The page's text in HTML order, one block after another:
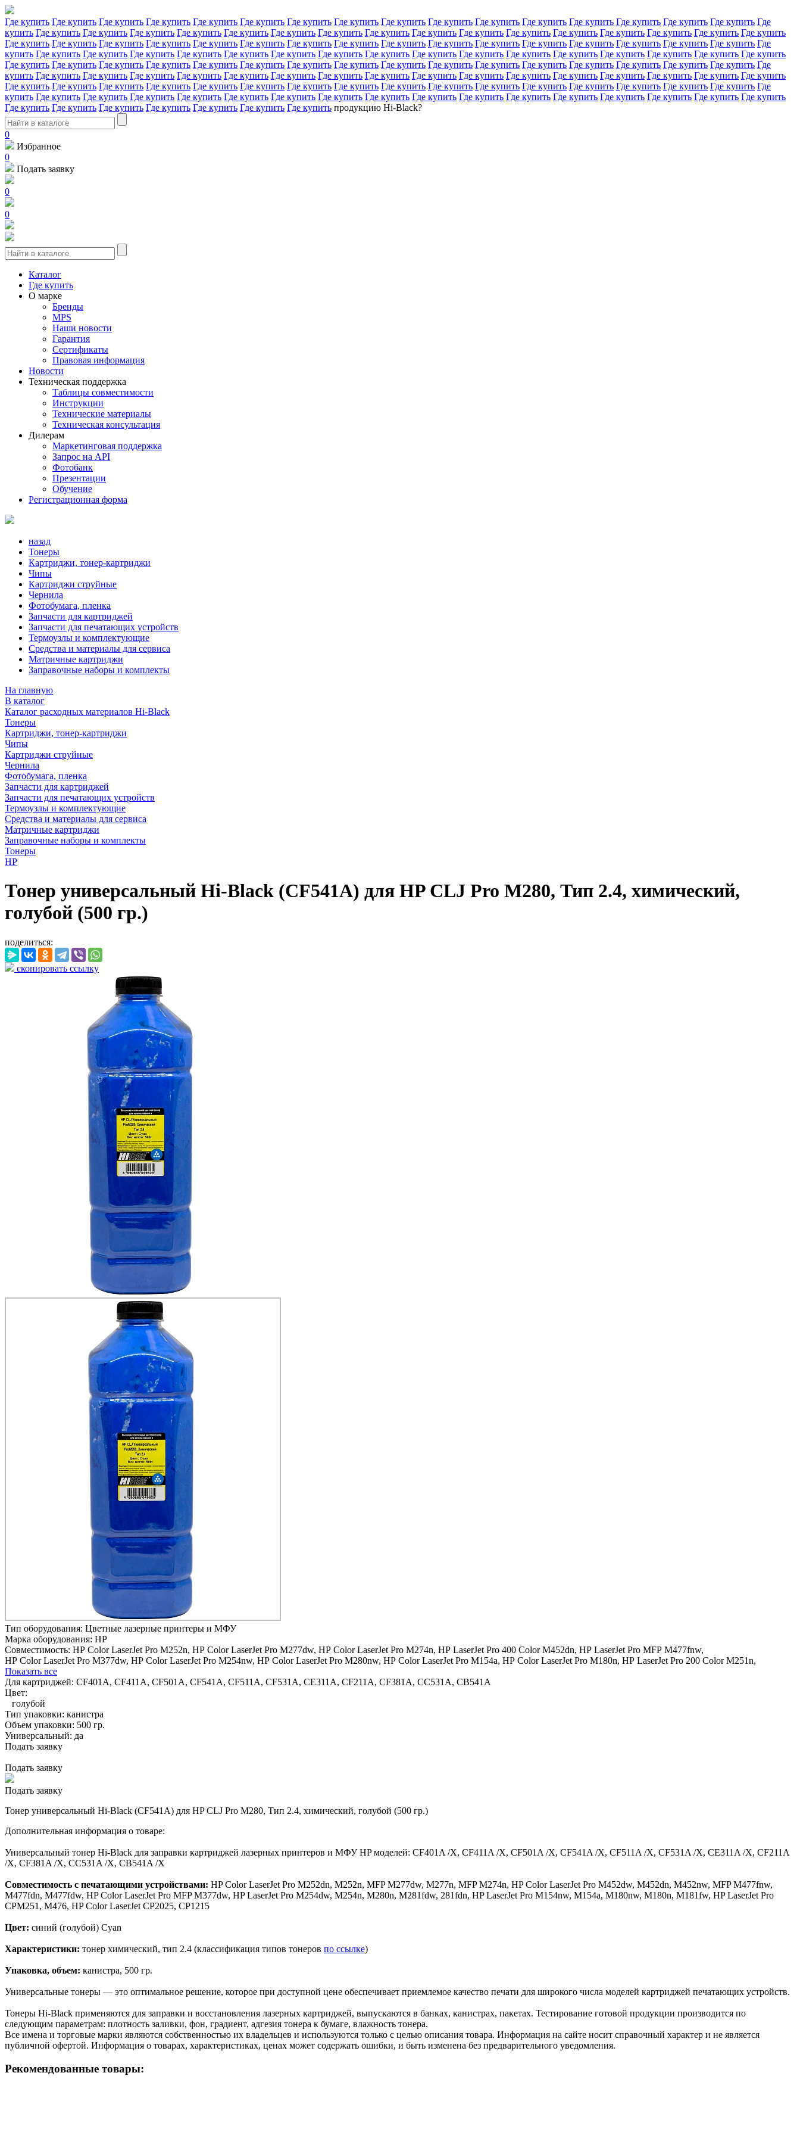
Где купить Где купить Где купить Где купить Где купить Где купить Где купить Где купить Где купить Где купить Где купить Где купить Где купить Где купить Где купить Где купить Где
купить Где купить Где купить Где купить Где купить Где купить Где купить Где купить Где купить Где купить Где купить Где купить Где купить Где купить Где купить Где купить Где купить
Где купить Где купить Где купить Где купить Где купить Где купить Где купить Где купить Где купить Где купить Где купить Где купить Где купить Где купить Где купить Где купить Где
купить Где купить Где купить Где купить Где купить Где купить Где купить Где купить Где купить Где купить Где купить Где купить Где купить Где купить Где купить Где купить Где купить
Где купить Где купить Где купить Где купить Где купить Где купить Где купить Где купить Где купить Где купить Где купить Где купить Где купить Где купить Где купить Где купить Где
купить Где купить Где купить Где купить Где купить Где купить Где купить Где купить Где купить Где купить Где купить Где купить Где купить Где купить Где купить Где купить Где купить
Где купить Где купить Где купить Где купить Где купить Где купить Где купить Где купить Где купить Где купить Где купить Где купить Где купить Где купить Где купить Где купить Где
купить Где купить Где купить Где купить Где купить Где купить Где купить Где купить Где купить Где купить Где купить Где купить Где купить Где купить Где купить Где купить Где купить
Где купить Где купить Где купить Где купить Где купить Где купить Где купить продукцию Hi-Black?
0
Избранное
0
Подать заявку
0
0
Каталог
Где купить
О марке
Бренды
MPS
Наши новости
Гарантия
Сертификаты
Правовая информация
Новости
Техническая поддержка
Таблицы совместимости
Инструкции
Технические материалы
Техническая консультация
Дилерам
Маркетинговая поддержка
Запрос на API
Фотобанк
Презентации
Обучение
Регистрационная форма
назад
Тонеры
Картриджи, тонер-картриджи
Чипы
Картриджи струйные
Чернила
Фотобумага, пленка
Запчасти для картриджей
Запчасти для печатающих устройств
Термоузлы и комплектующие
Средства и материалы для сервиса
Матричные картриджи
Заправочные наборы и комплекты
На главную
В каталог
Каталог расходных материалов Hi-Black
Тонеры
Картриджи, тонер-картриджи
Чипы
Картриджи струйные
Чернила
Фотобумага, пленка
Запчасти для картриджей
Запчасти для печатающих устройств
Термоузлы и комплектующие
Средства и материалы для сервиса
Матричные картриджи
Заправочные наборы и комплекты
Тонеры
HP
Тонер универсальный Hi-Black (CF541A) для HP CLJ Pro M280, Тип 2.4, химический,
голубой (500 гр.)
поделиться:
скопировать ссылку
Тип оборудования: Цветные лазерные принтеры и МФУ
Марка оборудования: HP
Совместимость: HP Color LaserJet Pro M252n, HP Color LaserJet Pro M277dw, HP Color LaserJet Pro M274n, HP LaserJet Pro 400 Color M452dn, HP LaserJet Pro MFP M477fnw,
HP Color LaserJet Pro M377dw, HP Color LaserJet Pro M254nw, HP Color LaserJet Pro M280nw, HP Color LaserJet Pro M154a, HP Color LaserJet Pro M180n, HP LaserJet Pro 200 Color M251n,
Показать все
Для картриджей: CF401A, CF411A, CF501A, CF541A, CF511A, CF531A, CE311A, CF211A, CF381A, CC531A, CB541A
Цвет:
голубой
Тип упаковки: канистра
Объем упаковки: 500 гр.
Универсальный: да
Подать заявку
Подать заявку
Подать заявку
Тонер универсальный Hi-Black (CF541A) для HP CLJ Pro M280, Тип 2.4, химический, голубой (500 гр.)
Дополнительная информация о товаре:
Универсальный тонер Hi-Black для заправки картриджей лазерных принтеров и МФУ HP моделей: CF401A /X, CF411A /X, CF501A /X, CF541A /X, CF511A /X, CF531A /X, CE311A /X, CF211A
/X, CF381A /X, CC531A /X, CB541A /X
Совместимость с печатающими устройствами: HP Color LaserJet Pro M252dn, M252n, MFP M277dw, M277n, MFP M274n, HP Color LaserJet Pro M452dw, M452dn, M452nw, MFP M477fnw,
M477fdn, M477fdw, HP Color LaserJet Pro MFP M377dw, HP LaserJet Pro M254dw, M254n, M280n, M281fdw, 281fdn, HP LaserJet Pro M154nw, M154a, M180nw, M180n, M181fw, HP LaserJet Pro
CPM251, M476, HP Color LaserJet CP2025, CP1215
Цвет: синий (голубой) Cyan
Характеристики: тонер химический, тип 2.4 (классификация типов тонеров по ссылке)
Упаковка, объем: канистра, 500 гр.
Универсальные тонеры — это оптимальное решение, которое при доступной цене обеспечивает приемлемое качество печати для широкого числа моделей картриджей печатающих устройств.
Тонеры Hi-Black применяются для заправки и восстановления лазерных картриджей, выпускаются в банках, канистрах, пакетах. Тестирование готовой продукции производится по
следующим параметрам: плотность заливки, фон, градиент, адгезия тонера к бумаге, влажность тонера.
Все имена и торговые марки являются собственностью их владельцев и используются только с целью описания товара. Информация на сайте носит справочный характер и не является
публичной офертой. Информация о товарах, характеристиках, ценах может содержать ошибки, и быть изменена без предварительного уведомления.
Рекомендованные товары: